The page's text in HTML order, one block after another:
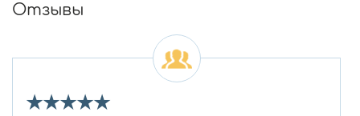
Отзывы
★★★★★